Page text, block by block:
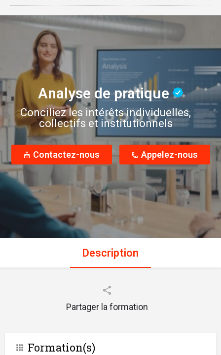
Analyse de pratique
Conciliez les intérêts individuelles,
collectifs et institutionnels
Contactez-nous Appelez-nous
Description
Partager la formation
Formation(s)